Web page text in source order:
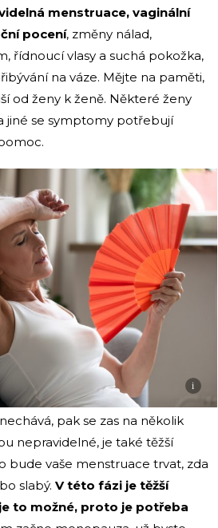
menstruace, vaginální
pocení, změny nálad,
řídnoucí vlasy a suchá pokožka,
na váze. Mějte na paměti,
od ženy k ženě. Některé ženy
jiné se symptomy potřebují
i
pak se zas na několik
nepravidelné, je také těžší
bude vaše menstruace trvat, zda
slabý. V této fázi je těžší
to možné, proto je potřeba